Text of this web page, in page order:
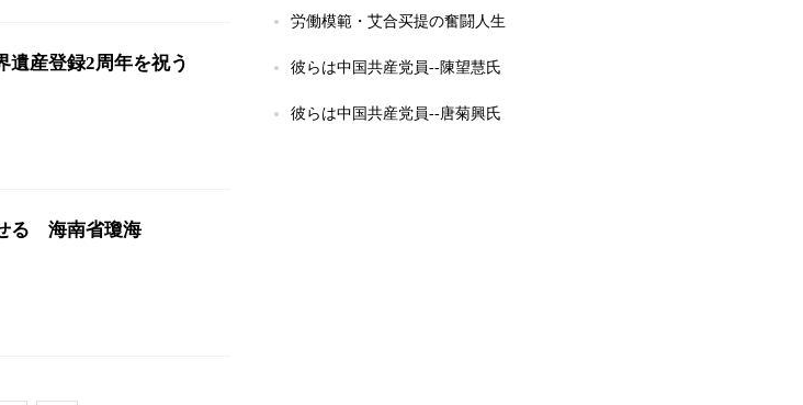
遺産登録2周年を祝う
る 海南省瓊海
労働模範・艾合买提の奮闘人生
彼らは中国共産党員--陳望慧氏
彼らは中国共産党員--唐菊興氏